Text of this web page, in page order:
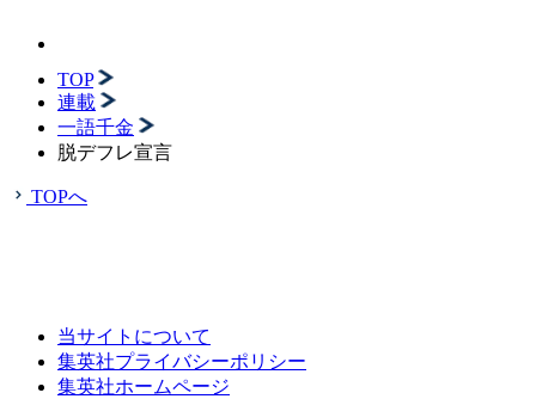
TOP
連載
一語千金
脱デフレ宣言
TOPへ
当サイトについて
集英社プライバシーポリシー
集英社ホームページ